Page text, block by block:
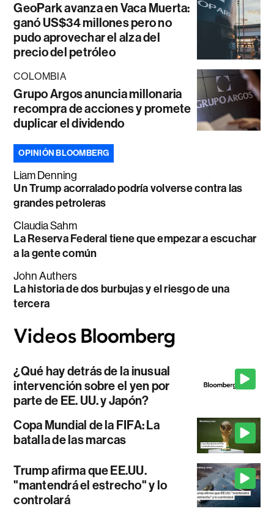
GeoPark avanza en Vaca Muerta:
ganó US$34 millones pero no
pudo aprovechar el alza del
precio del petróleo
COLOMBIA
Grupo Argos anuncia millonaria
recompra de acciones y promete
duplicar el dividendo
OPINIÓN BLOOMBERG
Liam Denning
Un Trump acorralado podría volverse contra las
grandes petroleras
Claudia Sahm
La Reserva Federal tiene que empezar a escuchar
a la gente común
John Authers
La historia de dos burbujas y el riesgo de una
tercera
¿Qué hay detrás de la inusual
intervención sobre el yen por
parte de EE. UU. y Japón?
Copa Mundial de la FIFA: La
batalla de las marcas
Trump afirma que EE.UU.
"mantendrá el estrecho" y lo
controlará